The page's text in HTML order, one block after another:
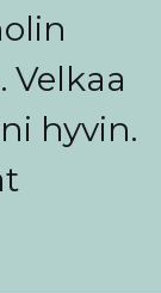
Velkaa
hyvin.